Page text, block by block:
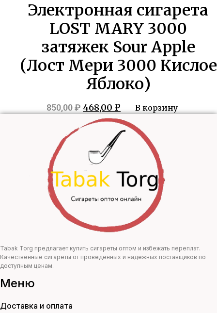
Электронная сигарета
LOST MARY 3000
затяжек Sour Apple
(Лост Мери 3000 Кислое
Яблоко)
850,00₽ Первоначальная
цена
составляла
850,00 ₽.
468,00 ₽ Текущая
цена:
468,00 ₽.
В корзину
Tabak Torg предлагает купить сигареты оптом и избежать переплат.
Качественные сигареты от проведенных и надёжных поставщиков по
доступным ценам.
Меню
Доставка и оплата